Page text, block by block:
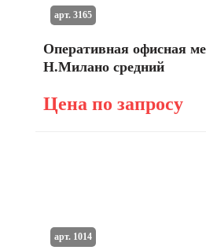
Оперативная офисная
Н.Милано средний
Цена по запросу
арт. 3165
арт. 1014